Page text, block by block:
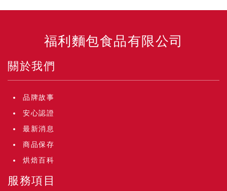
福利麵包食品有限公司
關於我們
品牌故事
安心認證
最新消息
商品保存
烘焙百科
服務項目